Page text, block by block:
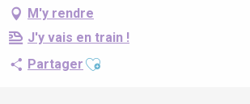
M'y rendre
J'y vais en train !
Partager Ajouter aux favoris